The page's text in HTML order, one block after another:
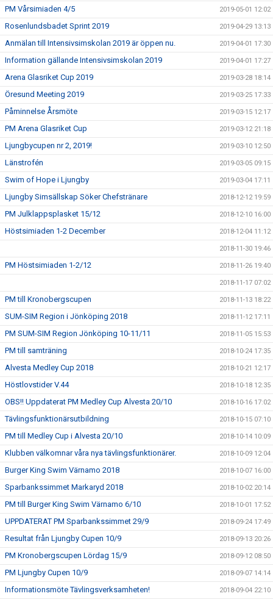
PM Vårsimiaden 4/5 2019-05-01 12:02
Rosenlundsbadet Sprint 2019 2019-04-29 13:13
Anmälan till Intensivsimskolan 2019 är öppen nu. 2019-04-01 17:30
Information gällande Intensivsimskolan 2019 2019-04-01 17:27
Arena Glasriket Cup 2019 2019-03-28 18:14
Öresund Meeting 2019 2019-03-25 17:33
Påminnelse Årsmöte 2019-03-15 12:17
PM Arena Glasriket Cup 2019-03-12 21:18
Ljungbycupen nr 2, 2019! 2019-03-10 12:50
Länstrofén 2019-03-05 09:15
Swim of Hope i Ljungby 2019-03-04 17:11
Ljungby Simsällskap Söker Chefstränare 2018-12-12 19:59
PM Julklappsplasket 15/12 2018-12-10 16:00
Höstsimiaden 1-2 December 2018-12-04 11:12
2018-11-30 19:46
PM Höstsimiaden 1-2/12 2018-11-26 19:40
2018-11-17 07:02
PM till Kronobergscupen 2018-11-13 18:22
SUM-SIM Region i Jönköping 2018 2018-11-12 17:11
PM SUM-SIM Region Jönköping 10-11/11 2018-11-05 15:53
PM till samträning 2018-10-24 17:35
Alvesta Medley Cup 2018 2018-10-21 12:17
Höstlovstider V.44 2018-10-18 12:35
OBS!! Uppdaterat PM Medley Cup Alvesta 20/10 2018-10-16 17:02
Tävlingsfunktionärsutbildning 2018-10-15 07:10
PM till Medley Cup i Alvesta 20/10 2018-10-14 10:09
Klubben välkomnar våra nya tävlingsfunktionärer. 2018-10-09 12:04
Burger King Swim Värnamo 2018 2018-10-07 16:00
Sparbankssimmet Markaryd 2018 2018-10-02 20:14
PM till Burger King Swim Värnamo 6/10 2018-10-01 17:52
UPPDATERAT PM Sparbankssimmet 29/9 2018-09-24 17:49
Resultat från Ljungby Cupen 10/9 2018-09-13 20:26
PM Kronobergscupen Lördag 15/9 2018-09-12 08:50
PM Ljungby Cupen 10/9 2018-09-07 14:14
Informationsmöte Tävlingsverksamheten! 2018-09-04 22:10